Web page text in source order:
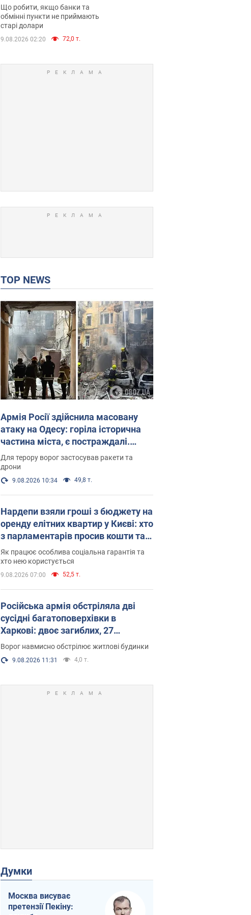
та банки такі купюри
Що робити, якщо банки та
обмінні пункти не приймають
старі долари
9.08.2026 02:20 72,0 т.
TOP NEWS
Армія Росії здійснила масовану
атаку на Одесу: горіла історична
частина міста, є постраждалі.
Фото та відео
Для терору ворог застосував ракети та
дрони
9.08.2026 10:34 49,8 т.
Нардепи взяли гроші з бюджету на
оренду елітних квартир у Києві: хто
з парламентарів просив кошти та
де поселився
Як працює особлива соціальна гарантія та
хто нею користується
9.08.2026 07:00 52,5 т.
Російська армія обстріляла дві
сусідні багатоповерхівки в
Харкові: двоє загиблих, 27
постраждалих
Ворог навмисно обстрілює житлові будинки
9.08.2026 11:31 4,0 т.
Думки
Москва висуває
претензії Пекіну: